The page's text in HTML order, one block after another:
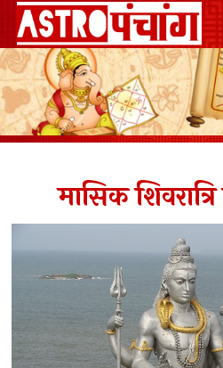
मासिक